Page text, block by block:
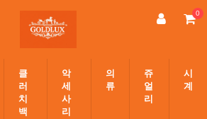
0
클
러
치
백
악
세
사
리
의
류
쥬
얼
리
시
계